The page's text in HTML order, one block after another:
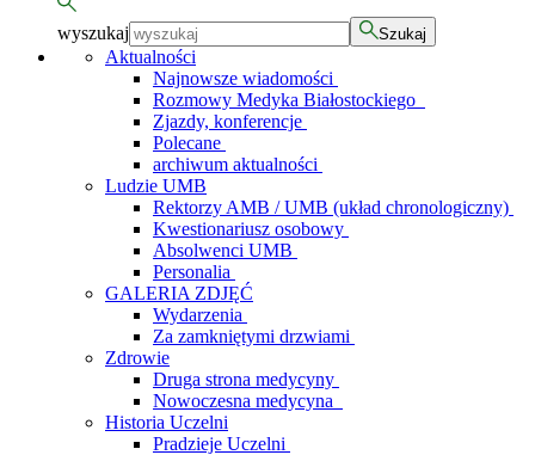
wyszukaj Szukaj
Aktualności
Najnowsze wiadomości
Rozmowy Medyka Białostockiego
Zjazdy, konferencje
Polecane
archiwum aktualności
Ludzie UMB
Rektorzy AMB / UMB (układ chronologiczny)
Kwestionariusz osobowy
Absolwenci UMB
Personalia
GALERIA ZDJĘĆ
Wydarzenia
Za zamkniętymi drzwiami
Zdrowie
Druga strona medycyny
Nowoczesna medycyna
Historia Uczelni
Pradzieje Uczelni